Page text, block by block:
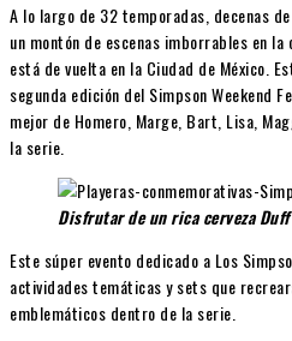
A lo largo de 32 temporadas, decenas
un montón de escenas imborrables en
está de vuelta en la Ciudad de México.
segunda edición del Simpson Weekend
mejor de Homero, Marge, Bart, Lisa,
la serie.
Disfrutar de un rica cerveza Duff
Este súper evento dedicado a Los
actividades temáticas y sets que
emblemáticos dentro de la serie.